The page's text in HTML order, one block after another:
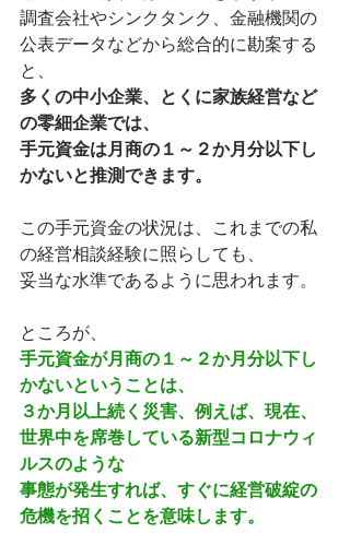
調査会社やシンクタンク、金融機関の
公表データなどから総合的に勘案する
と、
多くの中小企業、とくに家族経営など
の零細企業では、
手元資金は月商の１～２か月分以下し
かないと推測できます。
この手元資金の状況は、これまでの私
の経営相談経験に照らしても、
妥当な水準であるように思われます。
ところが、
手元資金が月商の１～２か月分以下し
かないということは、
３か月以上続く災害、例えば、現在、
世界中を席巻している新型コロナウィ
ルスのような
事態が発生すれば、すぐに経営破綻の
危機を招くことを意味します。